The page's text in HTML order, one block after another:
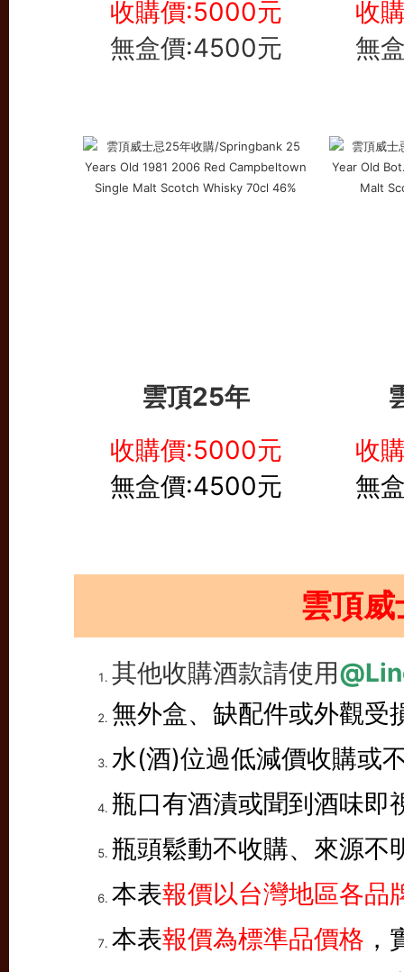
收購價:5000元
無盒價:4500元
收
無
雲頂25年
收購價:5000元
無盒價:4500元
收
無
雲頂
其他收購酒款請使用
無外盒、缺配件或外觀受
水(酒)位過低減價收購或
瓶口有酒漬或聞到酒味即
瓶頭鬆動不收購、來源不
本表報價以台灣地區各品
本表報價為標準品價格